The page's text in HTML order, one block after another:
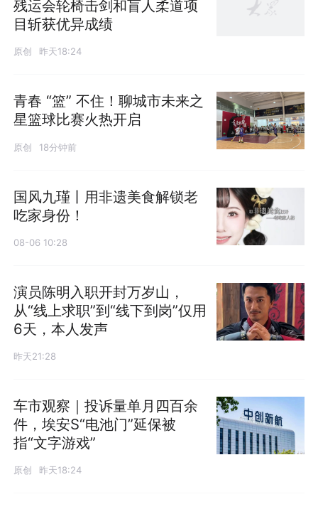
残运会轮椅击剑和盲人柔道项
目斩获优异成绩
原创 昨天18:24
青春 “篮” 不住！聊城市未来之
星篮球比赛火热开启
原创 18分钟前
国风九瑾丨用非遗美食解锁老
吃家身份！
08-06 10:28
演员陈明入职开封万岁山，
从“线上求职”到“线下到岗”仅用
6天，本人发声
昨天21:28
车市观察｜投诉量单月四百余
件，埃安S“电池门”延保被
指“文字游戏”
原创 昨天18:24